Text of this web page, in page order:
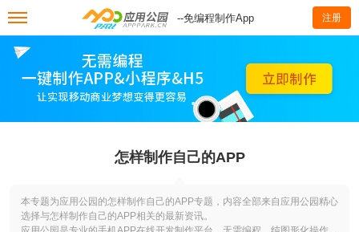
--免编程制作App 注册
怎样制作自己的APP
本专题为应用公园的怎样制作自己的APP专题，内容全部来自应用公园精心
选择与怎样制作自己的APP相关的最新资讯。